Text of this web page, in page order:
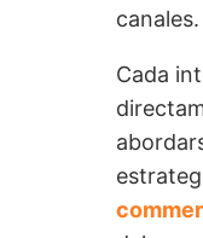
canales.
Cada